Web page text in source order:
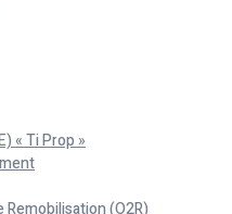
« Ti Prop »
(O2R)